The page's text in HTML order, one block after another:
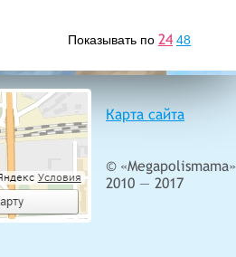
Показывать по 24 48
Карта сайта
© «Megapolismama»
2010 — 2017